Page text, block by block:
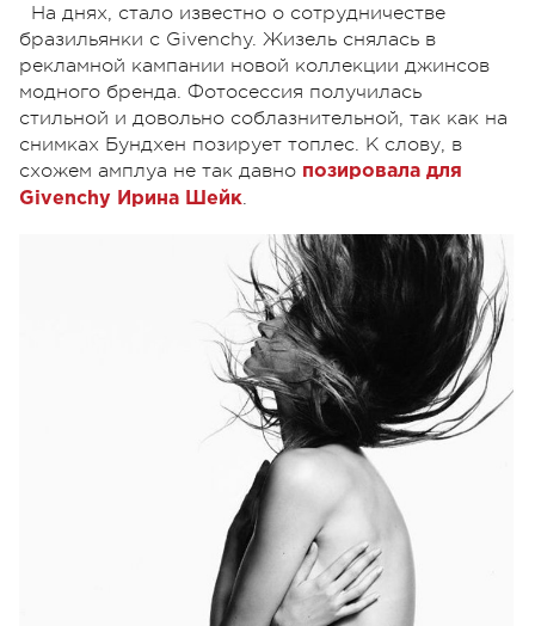
На днях, стало известно о сотрудничестве
бразильянки с Givenchy. Жизель снялась в
рекламной кампании новой коллекции джинсов
модного бренда. Фотосессия получилась
стильной и довольно соблазнительной, так как на
снимках Бундхен позирует топлес. К слову, в
схожем амплуа не так давно позировала для
Givenchy Ирина Шейк.